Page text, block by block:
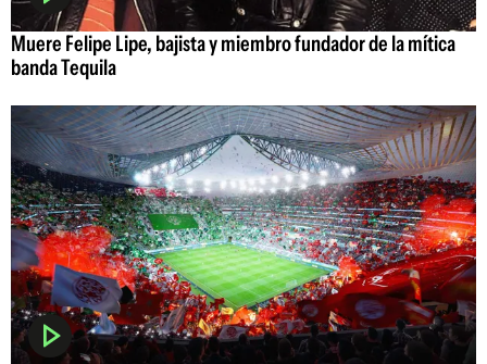
Muere Felipe Lipe, bajista y miembro fundador de la mítica
banda Tequila